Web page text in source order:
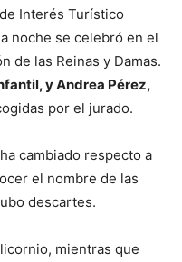
Interés Turístico
noche se celebró en el
de las Reinas y Damas.
y Andrea Pérez,
por el jurado.
cambiado respecto a
el nombre de las
descartes.
mientras que